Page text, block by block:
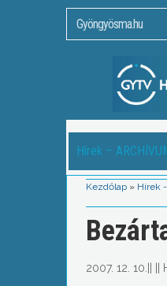
Gyöngyösma.hu
Hírek –
Kezdőlap » Hírek
2007. 12. 10.